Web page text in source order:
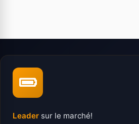
Leader sur le marché!